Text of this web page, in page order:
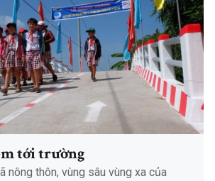
tới trường
nông thôn, vùng sâu vùng xa của